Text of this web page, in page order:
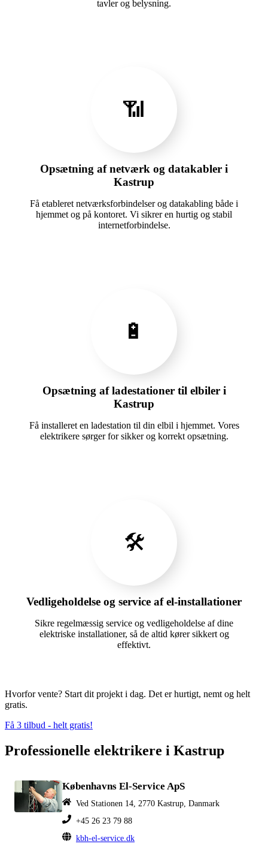
tavler og belysning.
📶
Opsætning af netværk og datakabler i
Kastrup
Få etableret netværksforbindelser og datakabling både i
hjemmet og på kontoret. Vi sikrer en hurtig og stabil
internetforbindelse.
🔋
Opsætning af ladestationer til elbiler i
Kastrup
Få installeret en ladestation til din elbil i hjemmet. Vores
elektrikere sørger for sikker og korrekt opsætning.
🛠️
Vedligeholdelse og service af el-installationer
Sikre regelmæssig service og vedligeholdelse af dine
elektriske installationer, så de altid kører sikkert og
effektivt.
Hvorfor vente? Start dit projekt i dag. Det er hurtigt, nemt og helt
gratis.
Få 3 tilbud - helt gratis!
Professionelle elektrikere i Kastrup
Københavns El-Service ApS
Ved Stationen 14, 2770 Kastrup, Danmark
+45 26 23 79 88
kbh-el-service.dk